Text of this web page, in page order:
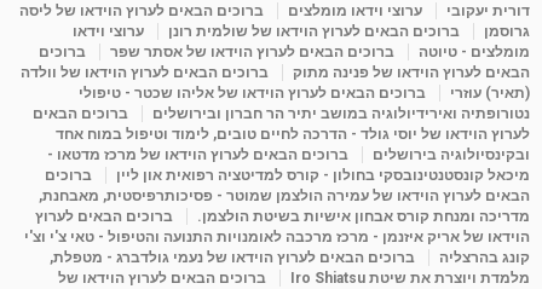
09:12
מאת admin 11 שנים 3,654 צפיות
פנינה מתוק - מרכז "נתיב הלב" בהרצליה-
מדיטציה-התחדשות
Shahar-vod
דורית יעקובי
ערוצי וידאו מומלצים
ברוכים הבאים לערוץ הוידאו של ליסה
גרוסמן
ברוכים הבאים לערוץ הוידאו של שולמית רונן
ערוצי וידאו
מומלצים - טיוטה
ברוכים הבאים לערוץ הוידאו של אסתר שפר
ברוכים
הבאים לערוץ הוידאו של פנינה מתוק
ברוכים הבאים לערוץ הוידאו של וולדה
(תאיר) עוזרי
ברוכים הבאים לערוץ הוידאו של אליהו שכטר - טיפולי
נטורופתיה ואירידיולוגיה במושב יתיר הר חברון ובירושלים
ברוכים הבאים
לערוץ הוידאו של יוסי גולד - הדרכה לחיים טובים, לימוד וטיפול במוח אחד
ובקינסיולוגיה בירושלים
ברוכים הבאים לערוץ הוידאו של מרכז מדטאו -
מיכאל קונסטנטינובסקי בחולון - קורס למדיטציה רפואית און ליין
ברוכים
הבאים לערוץ הוידאו של עמירה הולצמן שמוטר - פסיכותרפיסטית, מאבחנת,
מדריכה ומנחת קורס אבחון אישיות בשיטת הולצמן.
ברוכים הבאים לערוץ
הוידאו של אריק איזנמן - מרכז מרכבה לאומנויות התנועה והטיפול - טאי צ'י וצ'י
קונג בהרצליה
ברוכים הבאים לערוץ הוידאו של נעמי גולדברג - מטפלת,
מלמדת ויוצרת את שיטת Iro Shiatsu
ברוכים הבאים לערוץ הוידאו של